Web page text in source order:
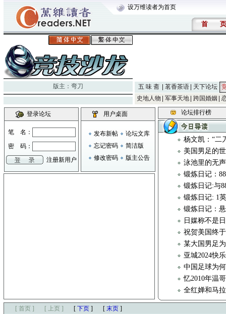
设万维读者为首页
首 页
版主： 弯刀 五 味 斋 茗香茶语 天下论坛
史地人物
军事天地 跨国婚姻
登录论坛
笔 名：
密 码：
注册新用户
用户桌面
发布新帖
论坛文库
忘记密码
简洁版
修改密码
版主公告
论坛排行榜
杨文凯：“二
美国男足的
泳池里的无
锻炼日记：
锻炼日记:与
锻炼日记: 1
锻炼日记：
日媒称不是
祝贺美国终
某大国男足
亚城2024快
中国足球为
忆2010年温
全红婵和马
[ 首页 ] [ 上页 ] [ 下页 ] [ 末页 ]